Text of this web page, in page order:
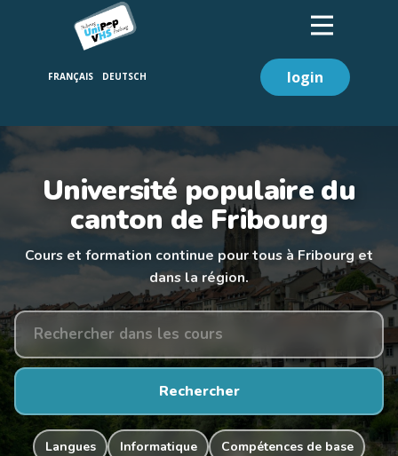
login
Université populaire du
canton de Fribourg
Cours et formation continue pour tous à Fribourg et
dans la région.
Rechercher
Langues Informatique Compétences de base